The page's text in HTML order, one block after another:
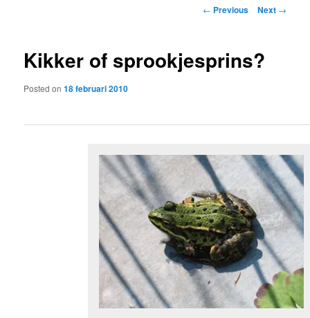
content
Post
← Previous Next →
Kikker of sprookjesprins?
Posted on18 februari 2010